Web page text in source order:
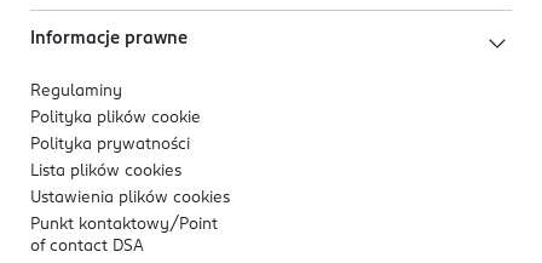
Informacje prawne
Regulaminy
Polityka plików cookie
Polityka prywatności
Lista plików cookies
Ustawienia plików cookies
Punkt kontaktowy/ Point
of contact DSA